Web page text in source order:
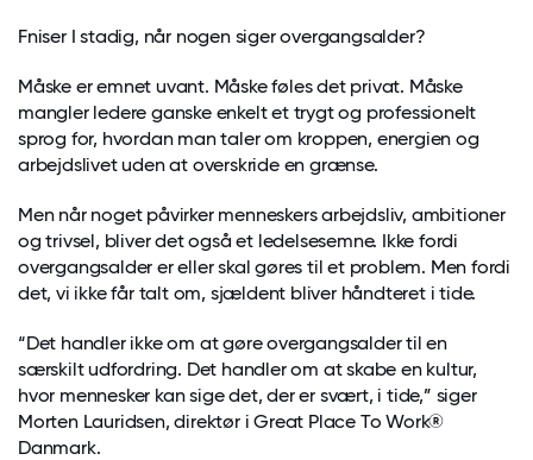
Fniser I stadig, når nogen siger overgangsalder?
Måske er emnet uvant. Måske føles det privat. Måske
mangler ledere ganske enkelt et trygt og professionelt
sprog for, hvordan man taler om kroppen, energien og
arbejdslivet uden at overskride en grænse.
Men når noget påvirker menneskers arbejdsliv, ambitioner
og trivsel, bliver det også et ledelsesemne. Ikke fordi
overgangsalder er eller skal gøres til et problem. Men fordi
det, vi ikke får talt om, sjældent bliver håndteret i tide.
“Det handler ikke om at gøre overgangsalder til en
særskilt udfordring. Det handler om at skabe en kultur,
hvor mennesker kan sige det, der er svært, i tide,” siger
Morten Lauridsen, direktør i Great Place To Work®
Danmark.